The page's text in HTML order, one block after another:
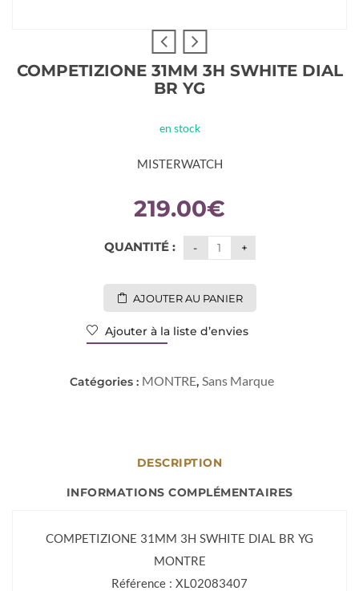
COMPETIZIONE 31MM 3H SWHITE DIAL
BR YG
en stock
MISTERWATCH
219.00€
QUANTITÉ :
AJOUTER AU PANIER
Ajouter à la liste d’envies
Catégories : MONTRE, Sans Marque
DESCRIPTION
INFORMATIONS COMPLÉMENTAIRES
COMPETIZIONE 31MM 3H SWHITE DIAL BR YG
MONTRE
Référence : XL02083407